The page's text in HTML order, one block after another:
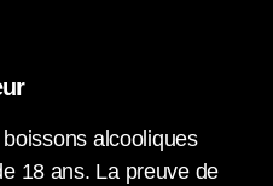
alcooliques
18 ans. La preuve de